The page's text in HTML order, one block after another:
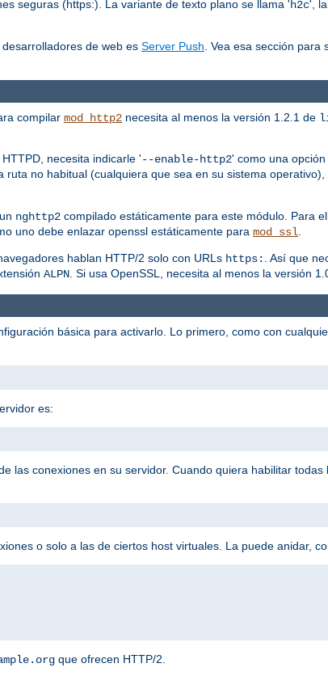
seguras (https:). La variante de texto plano se llama 'h2c',
de web es Server Push . Vea esa sección
compilar mod_http2 necesita al menos la versión 1.2.1 de
necesita indicarle '--enable-http2' como una
ruta no habitual (cualquiera que sea en su sistema
nghttp2 compilado estáticamente para este módulo. Para
uno debe enlazar openssl estáticamente para mod_ssl.
hablan HTTP/2 solo con URLs https: . Así que
ALPN. Si usa OpenSSL, necesita al menos la versión
básica para activarlo. Lo primero, como con
es:
las conexiones en su servidor. Cuando quiera habilitar
o solo a las de ciertos host virtuales. La puede anidar,
que ofrecen HTTP/2.